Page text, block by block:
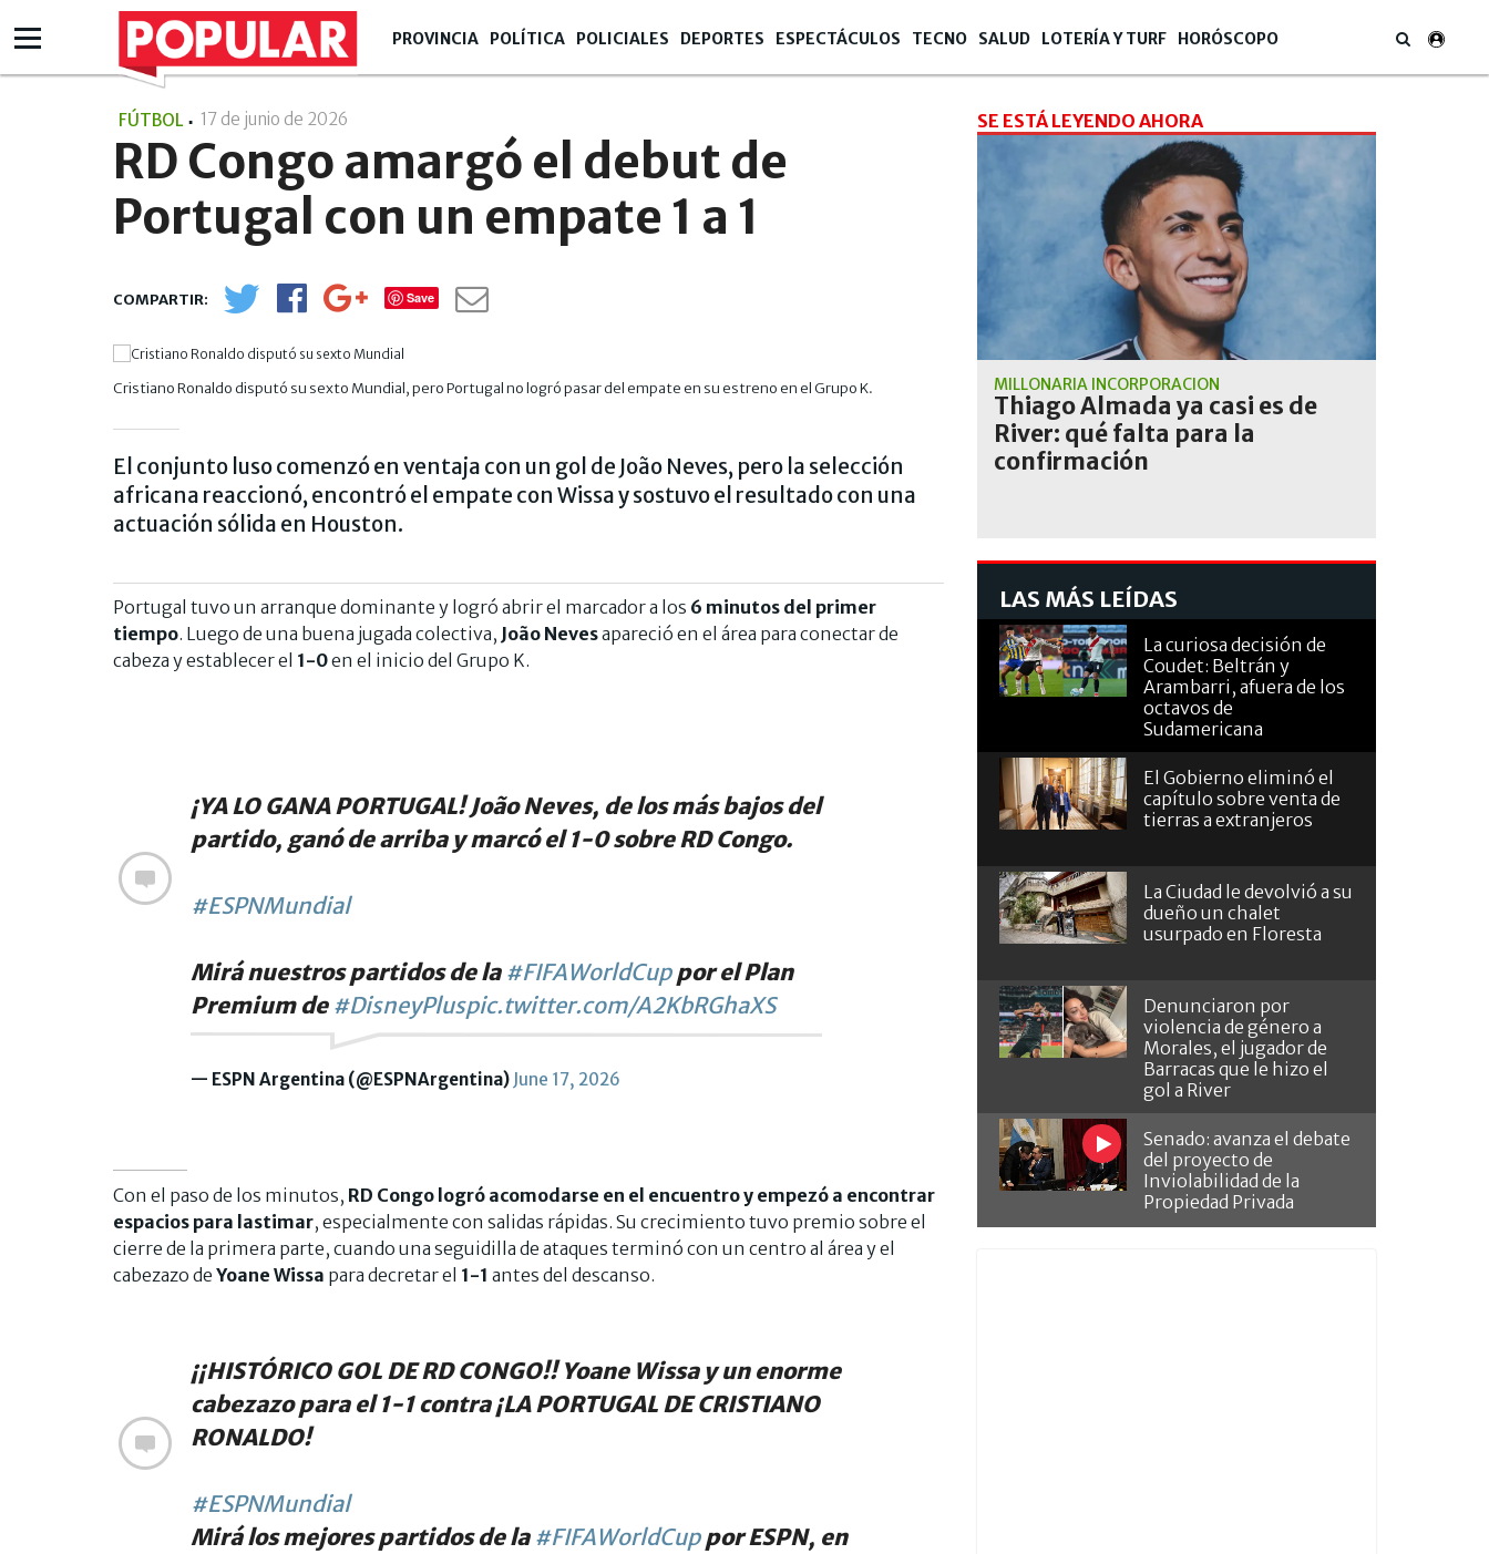
PROVINCIA POLÍTICA POLICIALES DEPORTES ESPECTÁCULOS TECNO SALUD LOTERÍA Y TURF HORÓSCOPO
FÚTBOL 17 de junio de 2026
RD Congo amargó el debut de
Portugal con un empate 1 a 1
Save
Cristiano Ronaldo disputó su sexto Mundial, pero Portugal no logró pasar del empate en su estreno en el Grupo K.
El conjunto luso comenzó en ventaja con un gol de João Neves, pero la selección
africana reaccionó, encontró el empate con Wissa y sostuvo el resultado con una
actuación sólida en Houston.
Portugal tuvo un arranque dominante y logró abrir el marcador a los 6 minutos del primer
tiempo. Luego de una buena jugada colectiva, João Nevesapareció en el área para conectar de
cabeza y establecer el 1-0en el inicio del Grupo K.
¡YA LO GANA PORTUGAL! João Neves, de los más bajos del
partido, ganó de arriba y marcó el 1-0 sobre RD Congo.
#ESPNMundial
Mirá nuestros partidos de la #FIFAWorldCuppor el Plan
Premium de #DisneyPluspic.twitter.com/A2KbRGhaXS
— ESPN Argentina (@ESPNArgentina) June 17, 2026
Con el paso de los minutos, RD Congo logró acomodarse en el encuentro y empezó a encontrar
espacios para lastimar, especialmente con salidas rápidas. Su crecimiento tuvo premio sobre el
cierre de la primera parte, cuando una seguidilla de ataques terminó con un centro al área y el
cabezazo de Yoane Wissa para decretar el 1-1 antes del descanso.
¡¡HISTÓRICO GOL DE RD CONGO!! Yoane Wissa y un enorme
cabezazo para el 1-1 contra ¡LA PORTUGAL DE CRISTIANO
RONALDO!
#ESPNMundial
Mirá los mejores partidos de la #FIFAWorldCuppor ESPN, en
SE ESTÁ LEYENDO AHORA
MILLONARIA INCORPORACIÓN
Thiago Almada ya casi es de
River: qué falta para la
confirmación
LAS MÁS LEÍDAS
La curiosa decisión de
Coudet: Beltrán y
Arambarri, afuera de los
octavos de
Sudamericana
El Gobierno eliminó el
capítulo sobre venta de
tierras a extranjeros
La Ciudad le devolvió a su
dueño un chalet
usurpado en Floresta
Denunciaron por
violencia de género a
Morales, el jugador de
Barracas que le hizo el
gol a River
Senado: avanza el debate
del proyecto de
Inviolabilidad de la
Propiedad Privada